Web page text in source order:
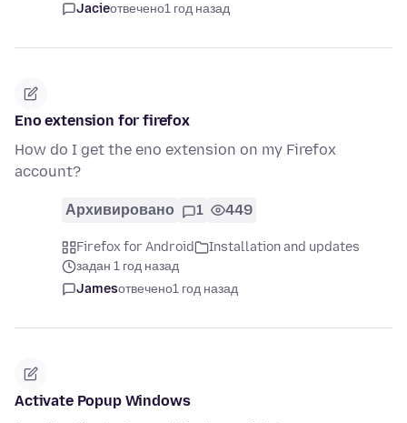
Jacieотвечено1 год назад
Eno extension for firefox
How do I get the eno extension on my Firefox
account?
Архивировано 1 449
Firefox for Android
Installation and updates
задан 1 год назад
Jamesотвечено1 год назад
Activate Popup Windows